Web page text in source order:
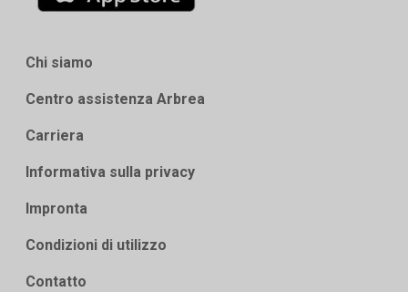
Chi siamo
Centro assistenza Arbrea
Carriera
Informativa sulla privacy
Impronta
Condizioni di utilizzo
Contatto